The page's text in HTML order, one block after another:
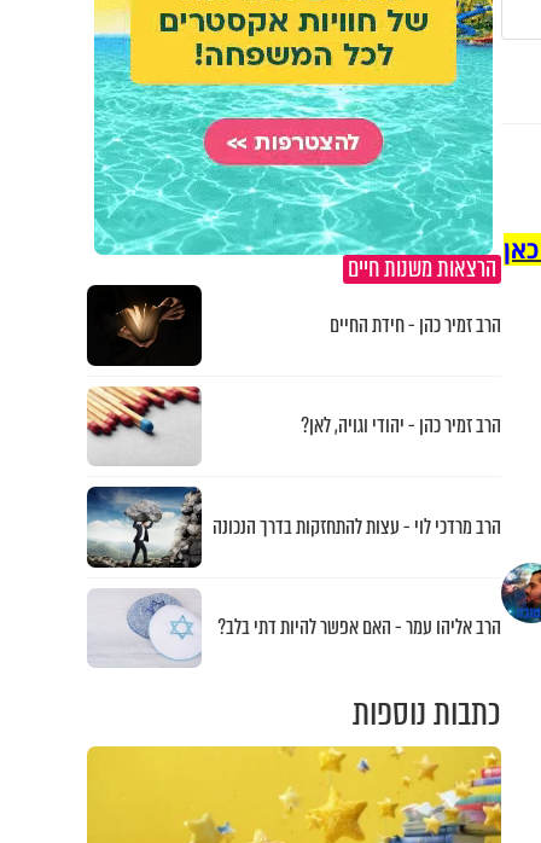
הרצאות משנות חיים
הרב זמיר כהן - חידת החיים
הרב זמיר כהן - יהודי וגויה, לאן?
הרב מרדכי לוי - עצות להתחזקות בדרך הנכונה
הרב אליהו עמר - האם אפשר להיות דתי בלב?
כתבות נוספות